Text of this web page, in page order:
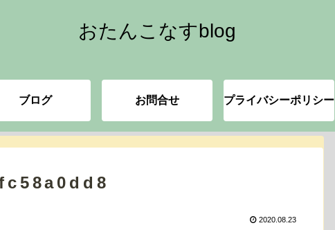
おたんこなすblog
ブログ お問合せ プライバシーポリシー
2020.08.23